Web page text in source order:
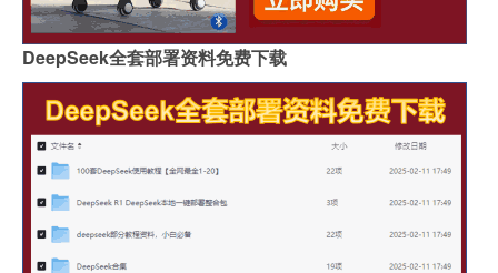
DeepSeek全套部署资料免费下载